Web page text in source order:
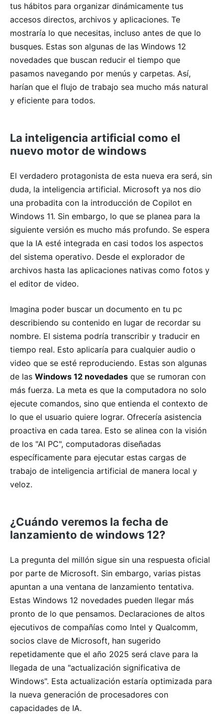
tus hábitos para organizar dinámicamente tus
accesos directos, archivos y aplicaciones. Te
mostraría lo que necesitas, incluso antes de que lo
busques. Estas son algunas de las Windows 12
novedades que buscan reducir el tiempo que
pasamos navegando por menús y carpetas. Así,
harían que el flujo de trabajo sea mucho más natural
y eficiente para todos.
La inteligencia artificial como el
nuevo motor de windows
El verdadero protagonista de esta nueva era será, sin
duda, la inteligencia artificial. Microsoft ya nos dio
una probadita con la introducción de Copilot en
Windows 11. Sin embargo, lo que se planea para la
siguiente versión es mucho más profundo. Se espera
que la IA esté integrada en casi todos los aspectos
del sistema operativo. Desde el explorador de
archivos hasta las aplicaciones nativas como fotos y
el editor de video.
Imagina poder buscar un documento en tu pc
describiendo su contenido en lugar de recordar su
nombre. El sistema podría transcribir y traducir en
tiempo real. Esto aplicaría para cualquier audio o
video que se esté reproduciendo. Estas son algunas
de las Windows 12 novedades que se rumoran con
más fuerza. La meta es que la computadora no solo
ejecute comandos, sino que entienda el contexto de
lo que el usuario quiere lograr. Ofrecería asistencia
proactiva en cada tarea. Esto se alinea con la visión
de los "AI PC", computadoras diseñadas
específicamente para ejecutar estas cargas de
trabajo de inteligencia artificial de manera local y
veloz.
¿Cuándo veremos la fecha de
lanzamiento de windows 12?
La pregunta del millón sigue sin una respuesta oficial
por parte de Microsoft. Sin embargo, varias pistas
apuntan a una ventana de lanzamiento tentativa.
Estas Windows 12 novedades pueden llegar más
pronto de lo que pensamos. Declaraciones de altos
ejecutivos de compañías como Intel y Qualcomm,
socios clave de Microsoft, han sugerido
repetidamente que el año 2025 será clave para la
llegada de una "actualización significativa de
Windows". Esta actualización estaría optimizada para
la nueva generación de procesadores con
capacidades de IA.